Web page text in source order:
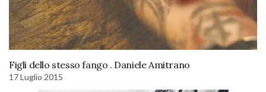
Figli dello stesso fango . Daniele Amitrano
17 Luglio 2015